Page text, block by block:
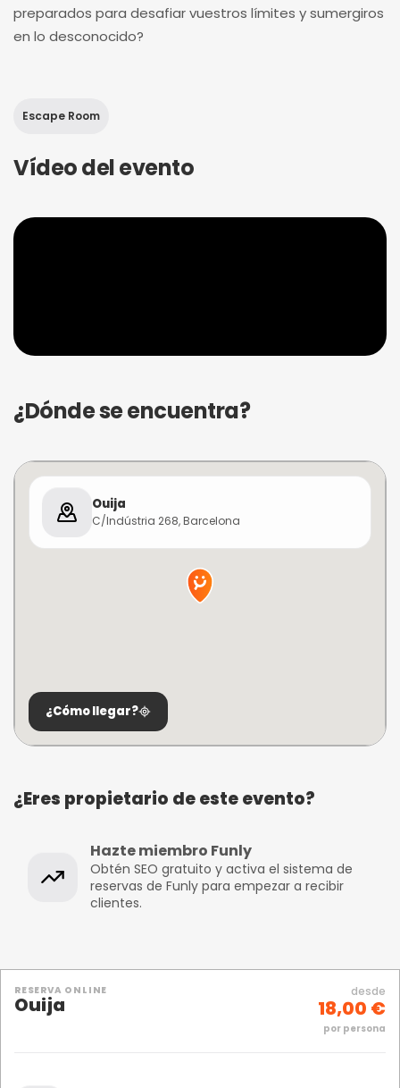
preparados para desafiar vuestros límites y sumergiros
en lo desconocido?
Escape Room
Vídeo del evento
¿Dónde se encuentra?
Ouija
C/Indústria 268, Barcelona
¿Cómo llegar?
¿Eres propietario de este evento?
Hazte miembro Funly
Obtén SEO gratuito y activa el sistema de
reservas de Funly para empezar a recibir
clientes.
RESERVA ONLINE
Ouija
desde
18,00 €
por persona